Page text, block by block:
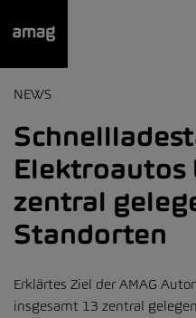
wurde als Ihre
NEWS
Elektroautos
zentral
Standorten
Erklärtes Ziel der AMAG
insgesamt 13 zentral